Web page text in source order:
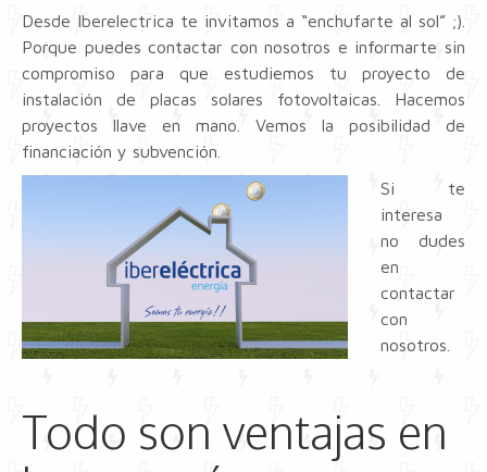
Desde Iberelectrica te invitamos a “enchufarte al sol” ;).
Porque puedes contactar con nosotros e informarte sin
compromiso para que estudiemos tu proyecto de
instalación de placas solares fotovoltaicas. Hacemos
proyectos llave en mano. Vemos la posibilidad de
financiación y subvención.
Si te
interesa
no dudes
en
contactar
con
nosotros.
Todo son ventajas en